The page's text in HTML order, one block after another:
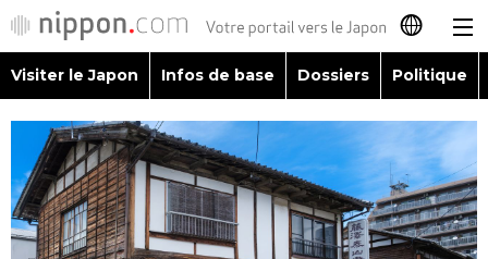
日本語
English
简体字
繁體字
Visiter le Japon
Visiter le Japon Infos de base Dossiers Politique